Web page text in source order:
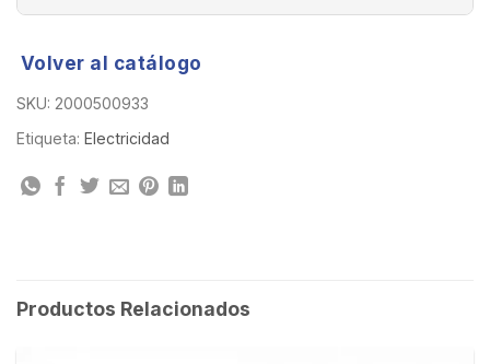
Volver al catálogo
SKU: 2000500933
Etiqueta: Electricidad
Productos Relacionados